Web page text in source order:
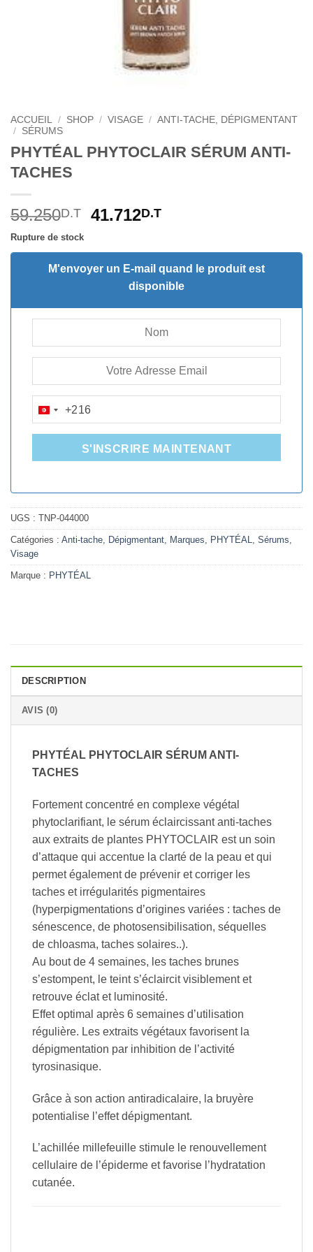
ACCUEIL / SHOP / VISAGE / ANTI-TACHE, DÉPIGMENTANT
/ SÉRUMS
PHYTÉAL PHYTOCLAIR SÉRUM ANTI-
TACHES
59.250D.T
Le
initial
était :
59.250D.T.
41.712D.TLe
actuel
est :
41.712D.T.
Rupture de stock
M'envoyer un E-mail quand le produit est
disponible
TUNISIA
+216
+216
S'INSCRIRE MAINTENANT
UGS : TNP-044000
Catégories : Anti-tache, Dépigmentant, Marques, PHYTÉAL, Sérums,
Visage
Marque : PHYTÉAL
DESCRIPTION
AVIS (0)
PHYTÉAL PHYTOCLAIR SÉRUM ANTI-
TACHES
Fortement concentré en complexe végétal
phytoclarifiant, le sérum éclaircissant anti-taches
aux extraits de plantes PHYTOCLAIR est un soin
d’attaque qui accentue la clarté de la peau et qui
permet également de prévenir et corriger les
taches et irrégularités pigmentaires
(hyperpigmentations d’origines variées : taches de
sénescence, de photosensibilisation, séquelles
de chloasma, taches solaires..).
Au bout de 4 semaines, les taches brunes
s’estompent, le teint s’éclaircit visiblement et
retrouve éclat et luminosité.
Effet optimal après 6 semaines d’utilisation
régulière. Les extraits végétaux favorisent la
dépigmentation par inhibition de l’activité
tyrosinasique.
Grâce à son action antiradicalaire, la bruyère
potentialise l’effet dépigmentant.
L’achillée millefeuille stimule le renouvellement
cellulaire de l’épiderme et favorise l’hydratation
cutanée.